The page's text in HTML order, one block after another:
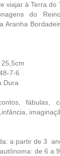
viajar à Terra
do
Aranha
7-6
Dura
fábulas,
a partir de 3
de 6 a